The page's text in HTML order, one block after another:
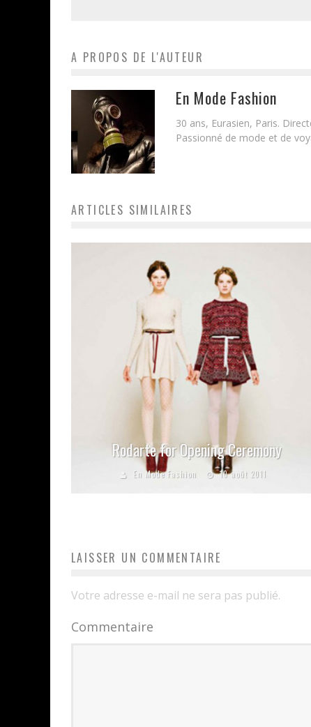
A PROPOS DE L'AUTEUR
En Mode Fashion
30 ans, Eurasien, Paris.
Passionné de mode et de
ARTICLES SIMILAIRES
Rodarte for Opening Ceremony
En Mode Fashion 10 août 2011
LAISSER UN COMMENTAIRE
Votre adresse e-mail ne sera pas publié.
Commentaire